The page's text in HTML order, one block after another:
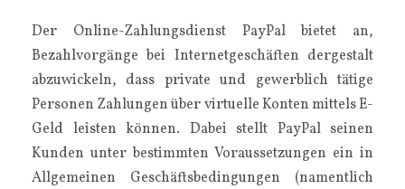
Der Online-Zahlungsdienst PayPal bietet an,
Bezahlvorgänge bei Internetgeschäften dergestalt
abzuwickeln, dass private und gewerblich tätige
Personen Zahlungen über virtuelle Konten mittels E-
Geld leisten können. Dabei stellt PayPal seinen
Kunden unter bestimmten Voraussetzungen ein in
Allgemeinen Geschäftsbedingungen (namentlich